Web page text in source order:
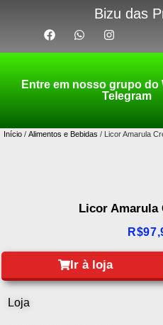
Bizu das
Entre em nosso grupo do
Telegram
Início / Alimentos e Bebidas / Licor Amarula
Licor Amarula
R$
Ir à loja
Loja